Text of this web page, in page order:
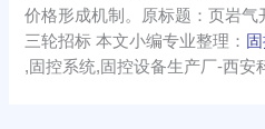
价格形成机制。原标题：页岩
三轮招标 本文小编专业整理：
,固控系统,固控设备生产厂-西安